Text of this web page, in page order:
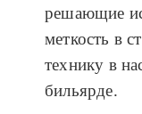
решающие
меткость в
технику в
бильярде.